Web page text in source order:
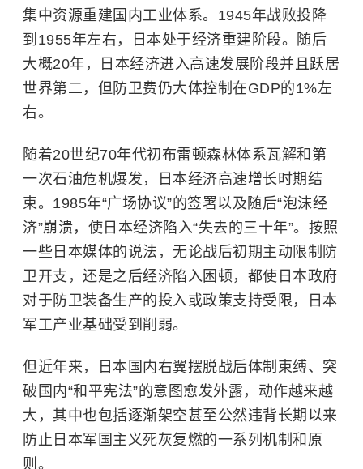
集中资源重建国内工业体系。1945年战败投降
到1955年左右，日本处于经济重建阶段。随后
大概20年，日本经济进入高速发展阶段并且跃居
世界第二，但防卫费仍大体控制在GDP的1%左
右。
随着20世纪70年代初布雷顿森林体系瓦解和第
一次石油危机爆发，日本经济高速增长时期结
束。1985年“广场协议”的签署以及随后“泡沫经
济”崩溃，使日本经济陷入“失去的三十年”。按照
一些日本媒体的说法，无论战后初期主动限制防
卫开支，还是之后经济陷入困顿，都使日本政府
对于防卫装备生产的投入或政策支持受限，日本
军工产业基础受到削弱。
但近年来，日本国内右翼摆脱战后体制束缚、突
破国内“和平宪法”的意图愈发外露，动作越来越
大，其中也包括逐渐架空甚至公然违背长期以来
防止日本军国主义死灰复燃的一系列机制和原
则。